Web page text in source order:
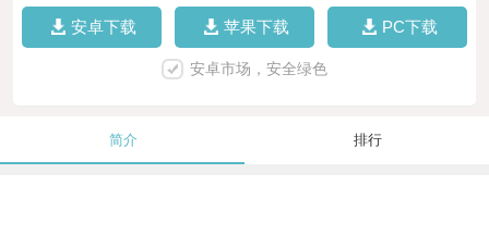
安卓下载 苹果下载 PC下载
安卓市场，安全绿色
简介 排行